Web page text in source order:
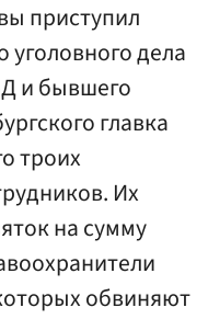
приступил
дела
и бывшего
главка
троих
Их
на сумму
обвиняют